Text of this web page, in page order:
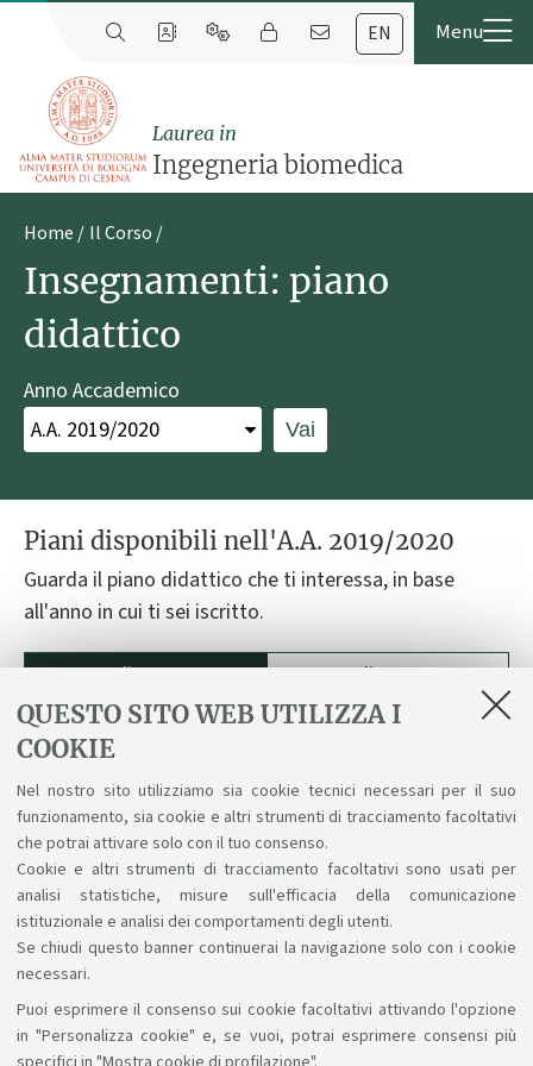
QUESTO SITO WEB UTILIZZA I
COOKIE
Nel nostro sito utilizziamo sia cookie tecnici necessari per il suo
funzionamento, sia cookie e altri strumenti di tracciamento facoltativi
che potrai attivare solo con il tuo consenso.
Cookie e altri strumenti di tracciamento facoltativi sono usati per
analisi statistiche, misure sull'efficacia della comunicazione
istituzionale e analisi dei comportamenti degli utenti.
Se chiudi questo banner continuerai la navigazione solo con i cookie
necessari.
Puoi esprimere il consenso sui cookie facoltativi attivando l'opzione
in "Personalizza cookie" e, se vuoi, potrai esprimere consensi più
EN
Laurea in
Ingegneria biomedica
Home Il Corso
Insegnamenti: piano
didattico
Anno Accademico
Vai
Piani disponibili nell'A.A. 2019/2020
Guarda il piano didattico che ti interessa, in base
all'anno in cui ti sei iscritto.
Codice 9082
Codice 0946
9082 - Ingegneria biomedica
Piano didattico per studenti immatricolati
nell'a.a. 2019-20
Sosteniamo il diritto alla conoscenza